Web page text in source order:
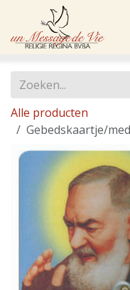
Overslaan naar inhoud
Alle producten
Gebedskaartje/